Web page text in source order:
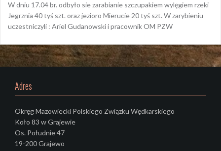
W dniu 17.04 br. odbyło sie zarabianie szczupakiem wylęgiem rzeki
Jegrznia 40 tyś szt. oraz jezioro Mierucie 20 tyś szt. W zarybieniu
uczestniczyli : Ariel Gudanowski i pracownik OM PZW
Adres
Okręg Mazowiecki Polskiego Związku Wędkarskiego
Koło 83 w Grajewie
Os. Południe 47
19-200 Grajewo